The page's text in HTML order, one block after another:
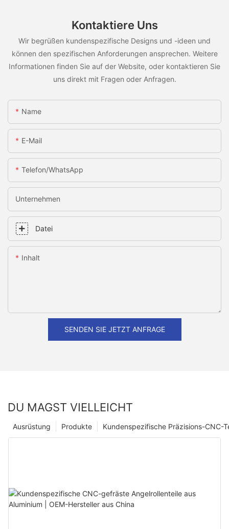
Kontaktiere Uns
Wir begrüßen kundenspezifische Designs und -ideen und
können den spezifischen Anforderungen ansprechen. Weitere
Informationen finden Sie auf der Website, oder kontaktieren Sie
uns direkt mit Fragen oder Anfragen.
Name
E-Mail
Telefon/WhatsApp
Unternehmen
Datei
Inhalt
SENDEN SIE JETZT ANFRAGE
DU MAGST VIELLEICHT
Kundenspezifische Präzisions-CNC-
Produkte
Ausrüstung